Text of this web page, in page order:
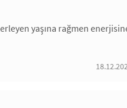
yaşına rağmen